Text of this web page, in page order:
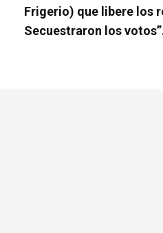
Frigerio) que libere los
Secuestraron los